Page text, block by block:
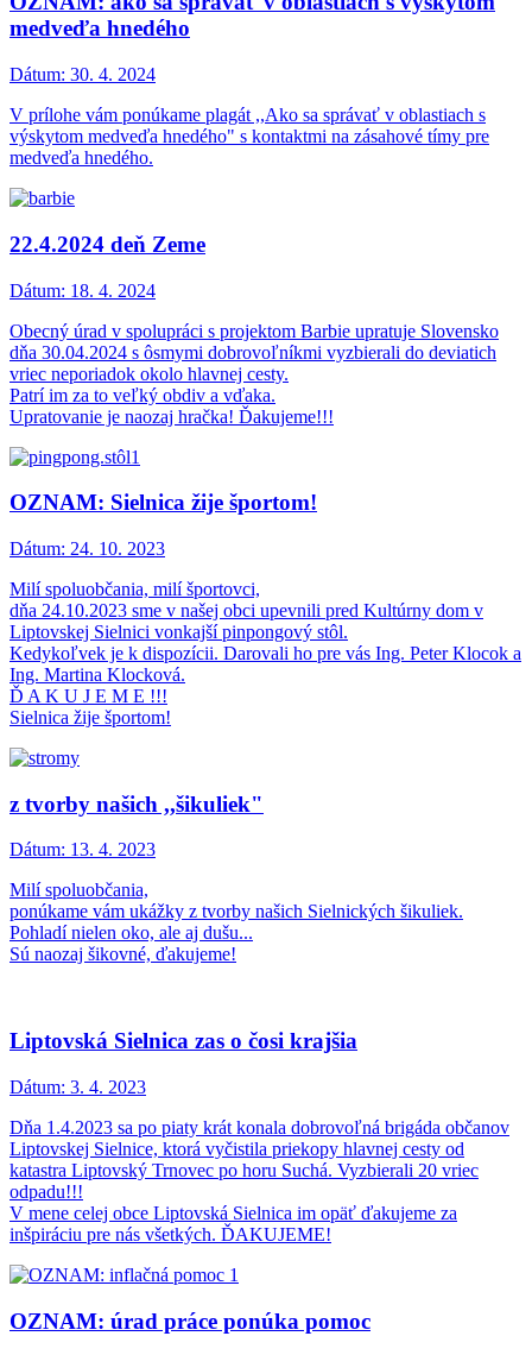
medveďa hnedého
Dátum: 30. 4. 2024
V prílohe vám ponúkame plagát ,,Ako sa správať v oblastiach s
výskytom medveďa hnedého" s kontaktmi na zásahové tímy pre
medveďa hnedého.
22.4.2024 deň Zeme
Dátum: 18. 4. 2024
Obecný úrad v spolupráci s projektom Barbie upratuje Slovensko
dňa 30.04.2024 s ôsmymi dobrovoľníkmi vyzbierali do deviatich
vriec neporiadok okolo hlavnej cesty.
Patrí im za to veľký obdiv a vďaka.
Upratovanie je naozaj hračka! Ďakujeme!!!
OZNAM: Sielnica žije športom!
Dátum: 24. 10. 2023
Milí spoluobčania, milí športovci,
dňa 24.10.2023 sme v našej obci upevnili pred Kultúrny dom v
Liptovskej Sielnici vonkajší pinpongový stôl.
Kedykoľvek je k dispozícii. Darovali ho pre vás Ing. Peter Klocok a
Ing. Martina Klocková.
Ď A K U J E M E !!!
Sielnica žije športom!
z tvorby našich ,,šikuliek"
Dátum: 13. 4. 2023
Milí spoluobčania,
ponúkame vám ukážky z tvorby našich Sielnických šikuliek.
Pohladí nielen oko, ale aj dušu...
Sú naozaj šikovné, ďakujeme!
Liptovská Sielnica zas o čosi krajšia
Dátum: 3. 4. 2023
Dňa 1.4.2023 sa po piaty krát konala dobrovoľná brigáda občanov
Liptovskej Sielnice, ktorá vyčistila priekopy hlavnej cesty od
katastra Liptovský Trnovec po horu Suchá. Vyzbierali 20 vriec
odpadu!!!
V mene celej obce Liptovská Sielnica im opäť ďakujeme za
inšpiráciu pre nás všetkých. ĎAKUJEME!
OZNAM: úrad práce ponúka pomoc